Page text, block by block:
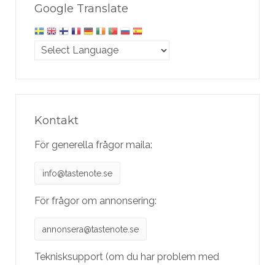
Google Translate
Kontakt
För generella frågor maila:
info@tastenote.se
För frågor om annonsering:
annonsera@tastenote.se
Teknisksupport (om du har problem med